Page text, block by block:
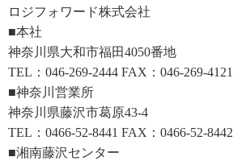
ロジフォワード株式会社
■本社
神奈川県大和市福田4050番地
TEL：046-269-2444 FAX：046-269-4121
■神奈川営業所
神奈川県藤沢市葛原43-4
TEL：0466-52-8441 FAX：0466-52-8442
■湘南藤沢センター